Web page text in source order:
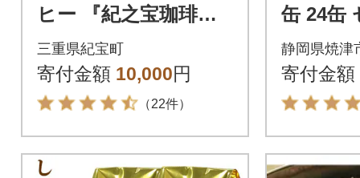
ヒー 『紀之宝珈琲』 1
L×6本【knkc100A】
三重県紀宝町
寄付金額 10,000円
（22件）
缶 24缶
3)
静岡県焼津
寄付金額